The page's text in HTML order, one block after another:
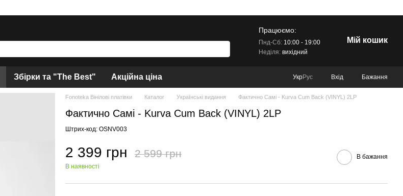
Працюємо:
Пнд-Сб:10:00 - 19:00
Неділя:вихідний
Мій кошик
Збірки та "The Best" Акційна ціна УкрРус Вхід Бажання
Fonoteka Вінілові платівки Каталог Українські видання Фактично Самі - Kurva Cum Back (VINYL) 2LP
Фактично Самі - Kurva Cum Back (VINYL) 2LP
Штрих-код: OSNV003
2 399 грн 2 599 грн
В наявності
В бажання